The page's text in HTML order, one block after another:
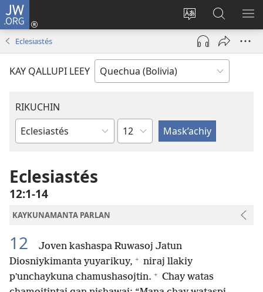
JW.ORG
Change
site
language
Yaykunapaj
(opens
window)
JW.ORG
nisqapi
Eclesiastés
KAY QALLUPI LEEY
RIKUCHIN
Bibliamanta
Capítulo
Eclesiastés
12:1-14
KAYKUNAMANTA PARLAN
12
Joven kashaspa Ruwasoj Jatun
Diosniykimanta yuyarikuy, + niraj llakiy
pʼunchaykuna chamushasojtin. + Chay watas